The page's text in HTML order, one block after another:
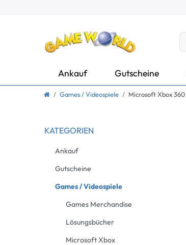
Ankauf Gutscheine
Games / Videospiele Microsoft Xbox 360
KATEGORIEN
Ankauf
Gutscheine
Games / Videospiele
Games Merchandise
Lösungsbücher
Microsoft Xbox